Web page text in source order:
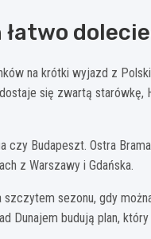
na krótki wyjazd z
się zwartą
czy Budapeszt. Ostra
z Warszawy i Gdańska.
szczytem sezonu, gdy
Dunajem budują plan,